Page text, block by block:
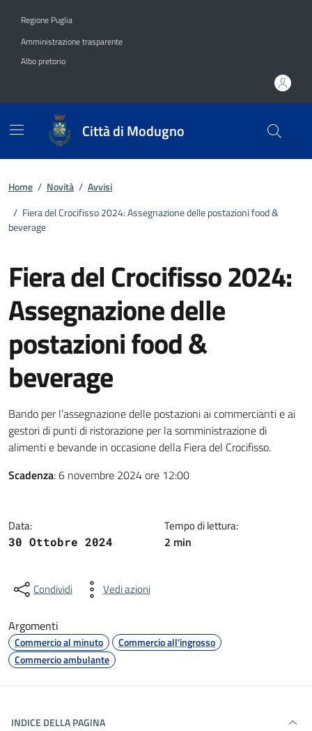
Regione Puglia
Amministrazione trasparente
Albo pretorio
Città di Modugno
Home / Novità / Avvisi
/ Fiera del Crocifisso 2024: Assegnazione delle postazioni food &
beverage
Fiera del Crocifisso 2024:
Assegnazione delle
postazioni food &
beverage
Dettagli della notizia
Bando per l’assegnazione delle postazioni ai commercianti e ai
gestori di punti di ristorazione per la somministrazione di
alimenti e bevande in occasione della Fiera del Crocifisso.
Scadenza: 6 novembre 2024 ore 12:00
Data:
30 Ottobre 2024
Tempo di lettura:
2 min
Condividi Vedi azioni
Argomenti
Commercio al minuto
Commercio all'ingrosso
Commercio ambulante
INDICE DELLA PAGINA